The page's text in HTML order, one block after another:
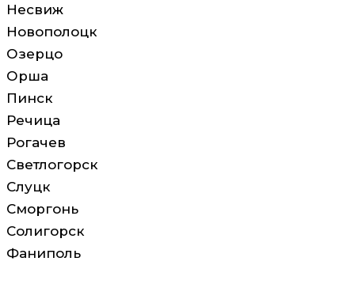
Несвиж
Новополоцк
Озерцо
Орша
Пинск
Речица
Рогачев
Светлогорск
Слуцк
Сморгонь
Солигорск
Фаниполь